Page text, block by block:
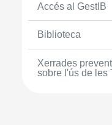
Accés al GestIB
Biblioteca
Xerrades
sobre l'ús de les